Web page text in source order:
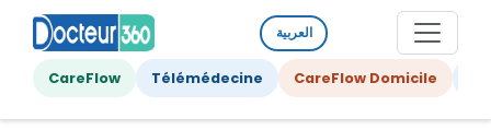
العربية
CareFlow Télémédecine CareFlow Domicile